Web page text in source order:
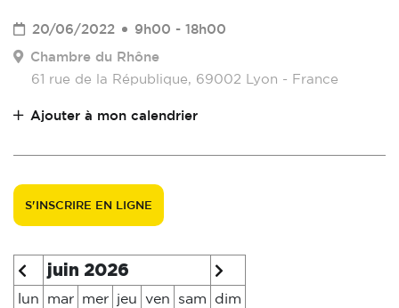
20/06/2022
9h00 - 18h00
Chambre du Rhône
61 rue de la République, 69002 Lyon - France
Ajouter à mon calendrier
S'INSCRIRE EN LIGNE
juin 2026
lun mar mer jeu ven sam
dim